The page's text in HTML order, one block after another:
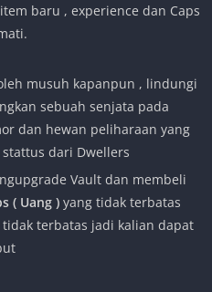
baru , experience dan Caps
musuh kapanpun , lindungi
sebuah senjata pada
dan hewan peliharaan yang
dari Dwellers
Vault dan membeli
( Uang ) yang tidak terbatas
tidak terbatas jadi kalian dapat